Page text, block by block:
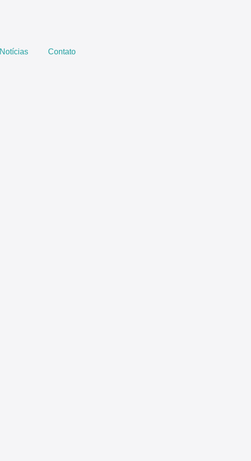
Notícias Contato